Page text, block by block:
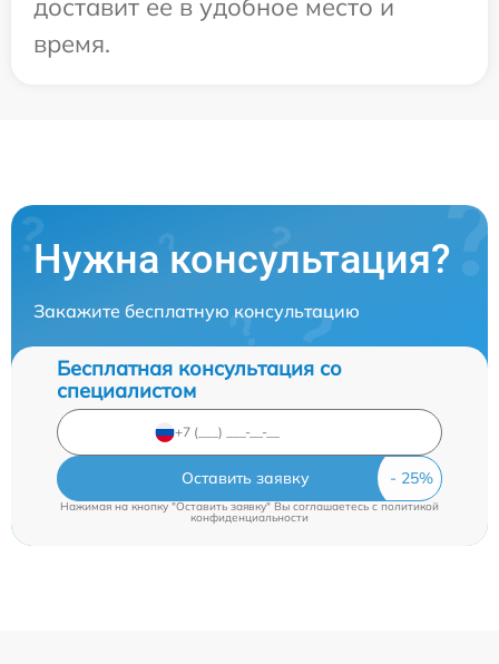
доставит ее в удобное место и
время.
Нужна консультация?
Закажите бесплатную консультацию
Бесплатная консультация со
специалистом
Оставить заявку
Нажимая на кнопку "Оставить заявку" Вы соглашаетесь cполитикой
конфиденциальности